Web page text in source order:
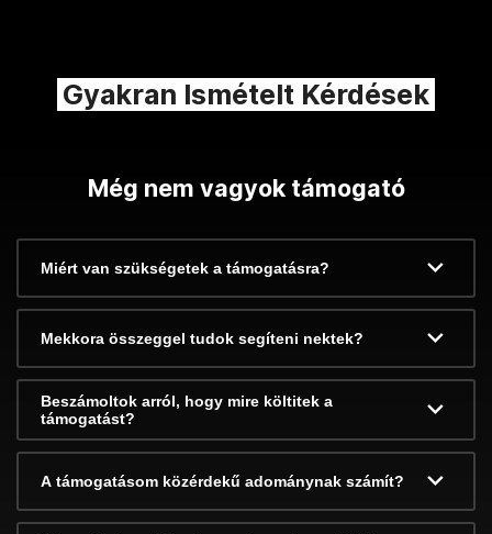
Gyakran Ismételt Kérdések
Még nem vagyok támogató
Miért van szükségetek a támogatásra?
Mekkora összeggel tudok segíteni nektek?
Beszámoltok arról, hogy mire költitek a
támogatást?
A támogatásom közérdekű adománynak számít?